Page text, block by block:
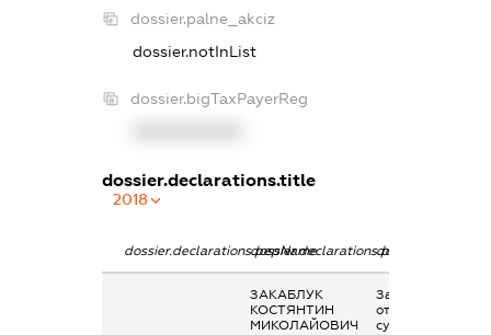
dossier.palne_akciz
dossier.notInList
dossier.bigTaxPayerReg
dossier.declarations.title
2018
dossier.declarations.pepNamedossier.declarations.personName
ЗАКАБЛУК
КОСТЯНТИН
МИКОЛАЙОВИЧ
Заробітна плата
отримана за
сумісництвом